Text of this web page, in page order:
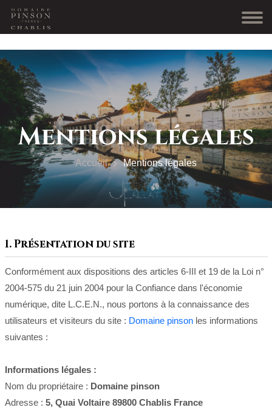
Mentions légales
Accueil Mentions légales
1. Présentation du site
Conformément aux dispositions des articles 6-III et 19 de la Loi n°
2004-575 du 21 juin 2004 pour la Confiance dans l'économie
numérique, dite L.C.E.N., nous portons à la connaissance des
utilisateurs et visiteurs du site : Domaine pinsonles informations
suivantes :
Informations légales :
Nom du propriétaire : Domaine pinson
Adresse : 5, Quai Voltaire 89800 Chablis France